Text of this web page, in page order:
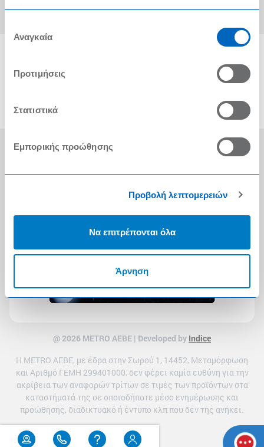
πληροφορίες που τους έχετε παραχωρήσει ή τις οποίες
των υπηρεσιών τους.
συγκατάθεσης
Αναγκαία
Προτιμήσεις
Στατιστικά
Εμπορικής προώθησης
Προβολή λεπτομερειών
Να επιτρέπονται όλα
Άρνηση
METRO ΑΕΒΕ
@ 2026 ΜETRO AEBE | Developed by Indice
Η METRO ΑΕΒΕ, με έδρα στην Σωρού 1, 14452, Μεταμόρφωση
και Αριθμό ΓΕΜΗ 299401000, δεν φέρει καμία ευθύνη για την
ακρίβεια των αναφορών τρίτων σε τιμές των προϊόντων στα
καταστήματά της σε οποιοδήποτε μέσο ενημέρωσης και
προώθησης, διαδικτυακό ή έντυπο κλπ που δεν της ανήκει.